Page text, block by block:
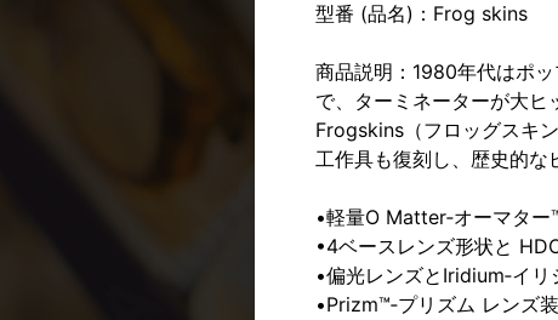
型番 (品名)：Frog skins
商品説明：1980年代はポ
で、ターミネーターが大
Frogskins（フロッグスキ
工作具も復刻し、歴史的な
•軽量O Matter‐オーマタ
•4ベースレンズ形状と
•偏光レンズとIridium‐イ
•Prizm™‐プリズム レンズ